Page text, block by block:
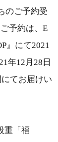
のご予約受
予約は、E
』にて2021
年12月28日
てお届けい
重「福